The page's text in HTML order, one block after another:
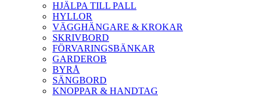
HJÄLPA TILL PALL
HYLLOR
VÄGGHÄNGARE & KROKAR
SKRIVBORD
FÖRVARINGSBÄNKAR
GARDEROB
BYRÅ
SÄNGBORD
KNOPPAR & HANDTAG